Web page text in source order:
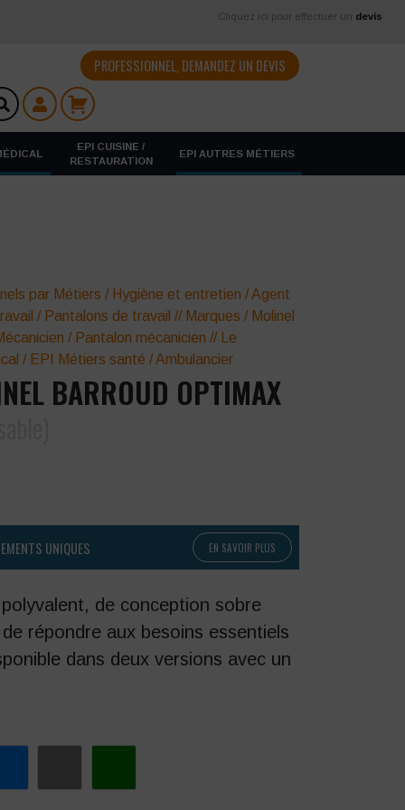
Cliquez ici pour effectuer un devis
PROFESSIONNEL, DEMANDEZ UN DEVIS
EPI CUISINE /
RESTAURATION
EPI AUTRES MÉTIERS
par Métiers / Hygiène et entretien /Agent
/ Pantalons de travail // Marques / Molinel
/ Pantalon mécanicien //
Le
/ EPI Métiers santé /Ambulancier
BARROUD OPTIMAX
UNIQUES EN SAVOIR PLUS
de conception sobre
répondre aux besoins essentiels
dans deux versions avec un